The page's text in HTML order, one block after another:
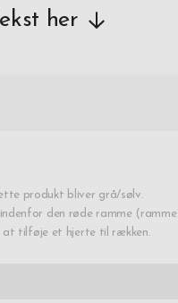
her
produkt bliver grå/sølv.
den røde ramme (ramme
at tilføje et hjerte til rækken.